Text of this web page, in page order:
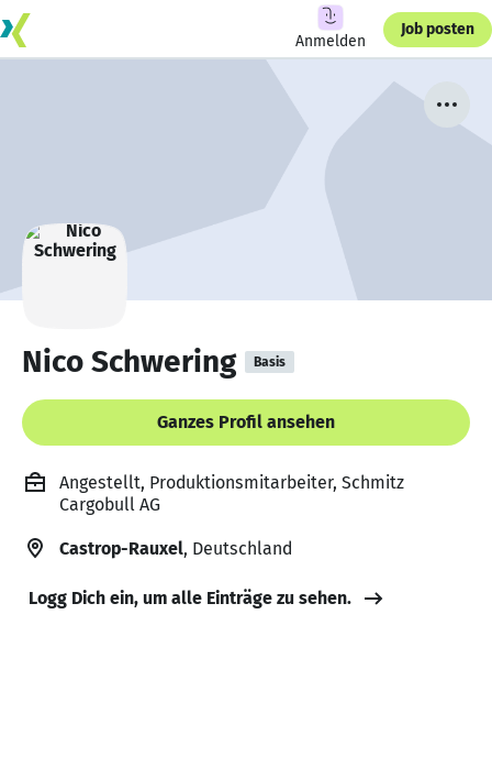
Anmelden
Job posten
Nico Schwering Basis
Ganzes Profil ansehen
Angestellt, Produktionsmitarbeiter, Schmitz
Cargobull AG
Castrop-Rauxel, Deutschland
Logg Dich ein, um alle Einträge zu sehen.